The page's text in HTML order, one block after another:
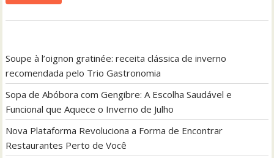
Soupe à l’oignon gratinée: receita clássica de inverno
recomendada pelo Trio Gastronomia
Sopa de Abóbora com Gengibre: A Escolha Saudável e
Funcional que Aquece o Inverno de Julho
Nova Plataforma Revoluciona a Forma de Encontrar
Restaurantes Perto de Você